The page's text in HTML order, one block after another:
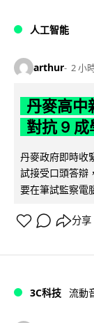
人工智能
arthur 2 小
丹麥高中
對抗 9 成
丹麥政府即時收
試接受口頭答辯
要在筆試監察電
分享
3C科技 流動